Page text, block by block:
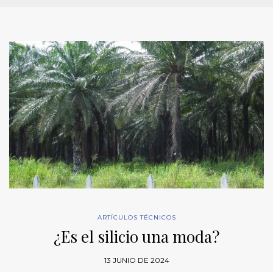
ARTÍCULOS TÉCNICOS
¿Es el silicio una moda?
13 JUNIO DE 2024